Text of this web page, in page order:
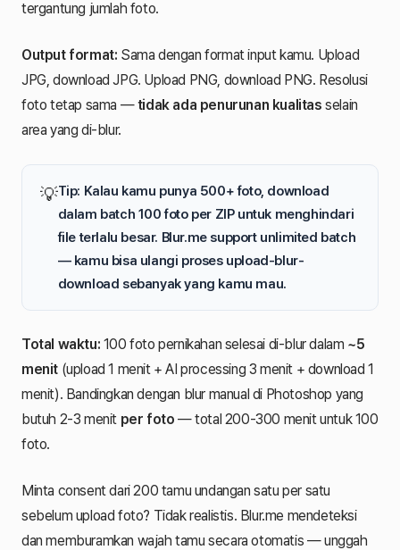
tergantung jumlah foto.
Output format: Sama dengan format input kamu. Upload
JPG, download JPG. Upload PNG, download PNG. Resolusi
foto tetap sama —tidak ada penurunan kualitas selain
area yang di-blur.
💡Tip: Kalau kamu punya 500+ foto, download
dalam batch 100 foto per ZIP untuk menghindari
file terlalu besar. Blur.me support unlimited batch
— kamu bisa ulangi proses upload-blur-
download sebanyak yang kamu mau.
Total waktu: 100 foto pernikahan selesai di-blur dalam ~5
menit (upload 1 menit + AI processing 3 menit + download 1
menit). Bandingkan dengan blur manual di Photoshop yang
butuh 2-3 menit per foto — total 200-300 menit untuk 100
foto.
Minta consent dari 200 tamu undangan satu per satu
sebelum upload foto? Tidak realistis. Blur.me mendeteksi
dan memburamkan wajah tamu secara otomatis — unggah